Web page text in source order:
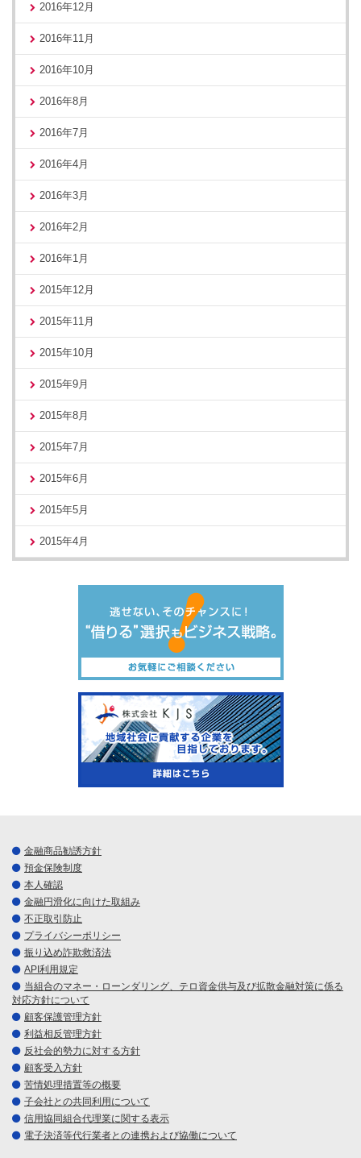
2016年12月
2016年11月
2016年10月
2016年8月
2016年7月
2016年4月
2016年3月
2016年2月
2016年1月
2015年12月
2015年11月
2015年10月
2015年9月
2015年8月
2015年7月
2015年6月
2015年5月
2015年4月
金融商品勧誘方針
預金保険制度
本人確認
金融円滑化に向けた取組み
不正取引防止
プライバシーポリシー
振り込め詐欺救済法
API利用規定
当組合のマネー・ローンダリング、テロ資金供与及び拡散金融対策に係る
対応方針について
顧客保護管理方針
利益相反管理方針
反社会的勢力に対する方針
顧客受入方針
苦情処理措置等の概要
子会社との共同利用について
信用協同組合代理業に関する表示
電子決済等代行業者との連携および協働について